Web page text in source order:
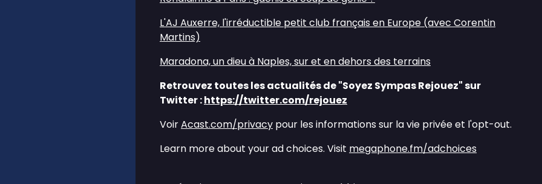
L'AJ Auxerre, l'irréductible petit club français en Europe (avec Corentin
Martins)
Maradona, un dieu à Naples, sur et en dehors des terrains
Retrouvez toutes les actualités de "Soyez Sympas Rejouez" sur
Twitter :https://twitter.com/rejouez
VoirAcast.com/privacy pour les informations sur la vie privée et l'opt-out.
Learn more about your ad choices. Visit megaphone.fm/adchoices